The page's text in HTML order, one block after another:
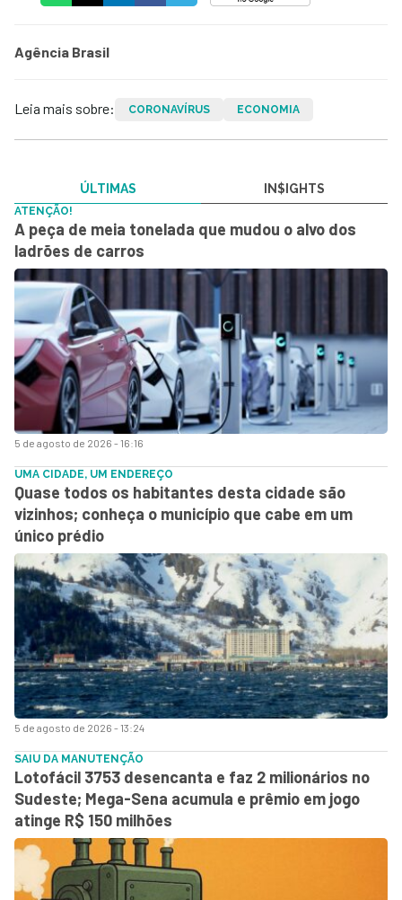
Agência Brasil
Leia mais sobre: CORONAVÍRUS ECONOMIA
ÚLTIMAS IN$IGHTS
5 de agosto de 2026 - 16:16
ATENÇÃO!
A peça de meia tonelada que mudou o alvo dos
ladrões de carros
5 de agosto de 2026 - 13:24
UMA CIDADE, UM ENDEREÇO
Quase todos os habitantes desta cidade são
vizinhos; conheça o município que cabe em um
único prédio
SAIU DA MANUTENÇÃO
Lotofácil 3753 desencanta e faz 2 milionários no
Sudeste; Mega-Sena acumula e prêmio em jogo
atinge R$ 150 milhões